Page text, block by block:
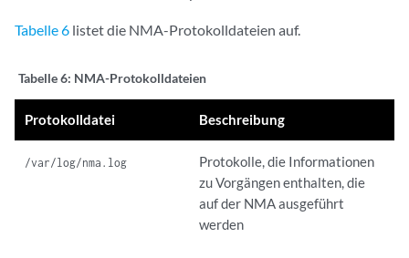
Tabelle 6 listet die NMA-Protokolldateien auf.
Tabelle 6: NMA-Protokolldateien
Protokolldatei Beschreibung
/var/log/nma.log
Protokolle, die Informationen
zu Vorgängen enthalten, die
auf der NMA ausgeführt
werden